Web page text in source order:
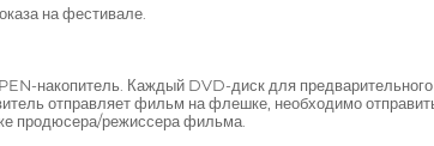
на фестивале.
накопитель. Каждый DVD-диск для
отправляет фильм на флешке, необходимо
продюсера/режиссера фильма.